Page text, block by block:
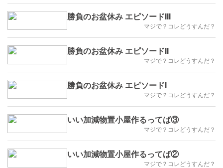
勝負のお盆休み エピソードIII
マジで？コレどうすんだ？
勝負のお盆休み エピソードII
マジで？コレどうすんだ？
勝負のお盆休み エピソードI
マジで？コレどうすんだ？
いい加減物置小屋作るってば③
マジで？コレどうすんだ？
いい加減物置小屋作るってば②
マジで？コレどうすんだ？